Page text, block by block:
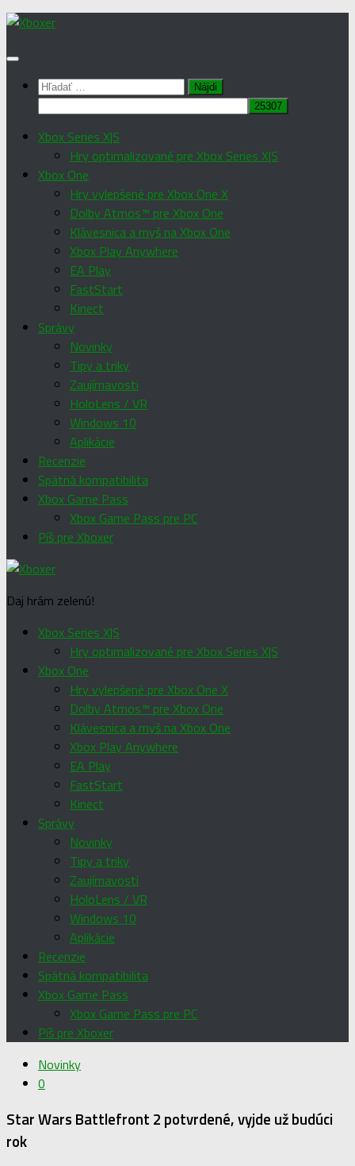
Preskočiť
obsah
Hľadať:
Xbox Series X|S
Hry optimalizované pre Xbox Series X|S
Xbox One
Hry vylepšené pre Xbox One X
Dolby Atmos™ pre Xbox One
Klávesnica a myš na Xbox One
Xbox Play Anywhere
EA Play
FastStart
Kinect
Správy
Novinky
Tipy a triky
Zaujímavosti
HoloLens / VR
Windows 10
Aplikácie
Recenzie
Spätná kompatibilita
Xbox Game Pass
Xbox Game Pass pre PC
Píš pre Xboxer
Daj hrám zelenú!
Xbox Series X|S
Hry optimalizované pre Xbox Series X|S
Xbox One
Hry vylepšené pre Xbox One X
Dolby Atmos™ pre Xbox One
Klávesnica a myš na Xbox One
Xbox Play Anywhere
EA Play
FastStart
Kinect
Správy
Novinky
Tipy a triky
Zaujímavosti
HoloLens / VR
Windows 10
Aplikácie
Recenzie
Spätná kompatibilita
Xbox Game Pass
Xbox Game Pass pre PC
Píš pre Xboxer
Novinky
0
Star Wars Battlefront 2 potvrdené, vyjde už budúci
rok